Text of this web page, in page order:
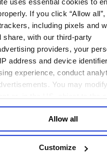
uses essential cookies to
If you click “Allow
including pixels and
share, with our third-party
providers, your
address and device
experience, conduct
You may
targeted advertising, by
My Personal Information” in
You must opt-out of each
additional information and
Allow all
Customize
过程工业咨询团队
业技术
通设备
业
基金
、企业银行与金融市场
产、加密货币与Web 3行业
权投资行业